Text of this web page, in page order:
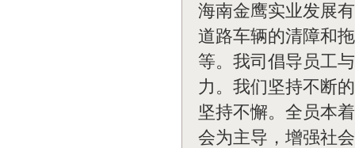
海南金鹰实业发展
道路车辆的清障和
等。我司倡导员工
力。我们坚持不断
坚持不懈。全员本
会为主导，增强社